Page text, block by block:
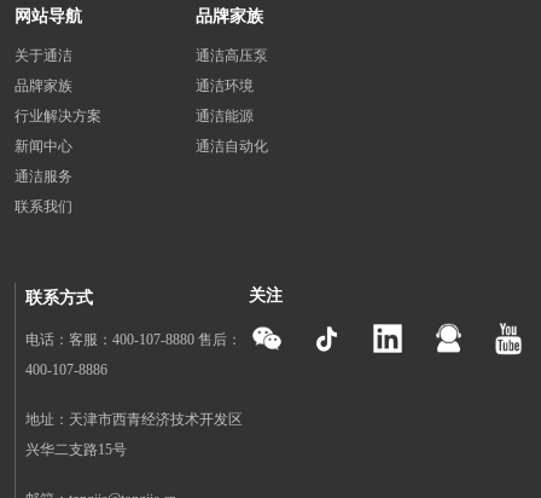
网站导航
关于通洁
品牌家族
行业解决方案
新闻中心
通洁服务
联系我们
品牌家族
通洁高压泵
通洁环境
通洁能源
通洁自动化
联系方式
电话：客服：400-107-8880 售后：
400-107-8886
地址：天津市西青经济技术开发区
兴华二支路15号
关注